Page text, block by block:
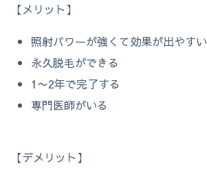
【メリット】
照射パワーが強くて効果が出やすい
永久脱毛ができる
1〜2年で完了する
専門医師がいる
【デメリット】